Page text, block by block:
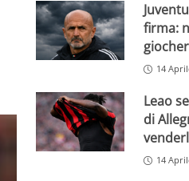
firma:
14
Leao
di
14